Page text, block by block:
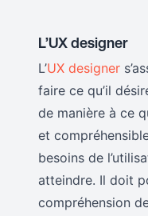
L’UX designer
L’UX designer
faire ce qu’il
de manière à ce
et
besoins de
atteindre. Il doit
compréhension